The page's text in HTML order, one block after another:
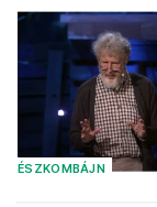
ÉSZKOMBÁJN